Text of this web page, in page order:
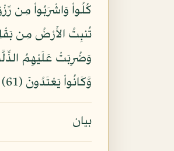
تُنبِتُ الأَرْضُ مِن
وَضُرِبَتْ عَلَيْهِمُ
وَّكَانُواْ يَعْتَدُونَ (61)
بيان